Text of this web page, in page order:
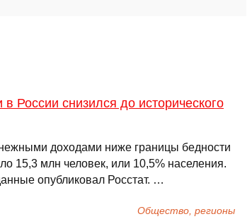
России снизился до исторического
доходами ниже границы бедности
15,3 млн человек, или 10,5% населения.
опубликовал Росстат. …
Общество, регионы